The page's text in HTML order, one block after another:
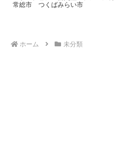
常総市 つくばみらい市
ホーム 未分類